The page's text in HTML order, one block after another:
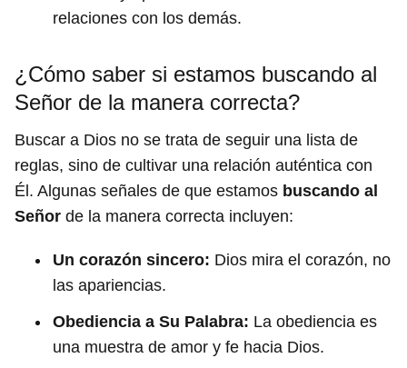
relaciones con los demás.
¿Cómo saber si estamos buscando al
Señor de la manera correcta?
Buscar a Dios no se trata de seguir una lista de
reglas, sino de cultivar una relación auténtica con
Él. Algunas señales de que estamos buscando al
Señor de la manera correcta incluyen:
Un corazón sincero: Dios mira el corazón, no
las apariencias.
Obediencia a Su Palabra: La obediencia es
una muestra de amor y fe hacia Dios.